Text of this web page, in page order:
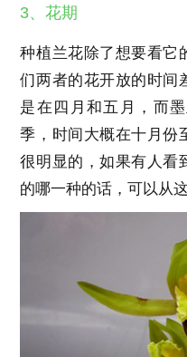
3、花期
种植兰花除了想要看它
们两者的花开放的时间
是在四月和五月，而
季，时间大概在十月份
很明显的，如果有人看
的哪一种的话，可以从